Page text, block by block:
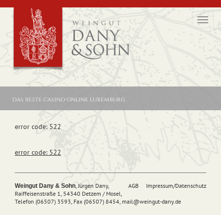
das beste casino online luxemburg
error code: 522
error code: 522
AGB Impressum/Datenschutz
Weingut Dany & Sohn, Jürgen Dany,
Raiffeisenstraße 1, 54340 Detzem / Mosel,
Telefon (06507) 3593, Fax (06507) 8454, mail@weingut-dany.de